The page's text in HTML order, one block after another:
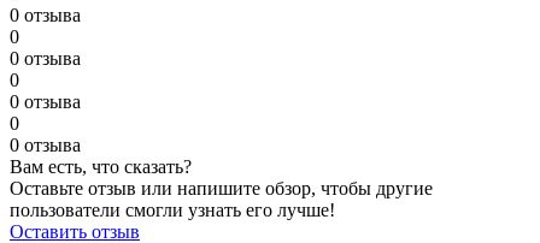
0 отзыва
0
0 отзыва
0
0 отзыва
0
0 отзыва
Вам есть, что сказать?
Оставьте отзыв или напишите обзор, чтобы другие
пользователи смогли узнать его лучше!
Оставить отзыв